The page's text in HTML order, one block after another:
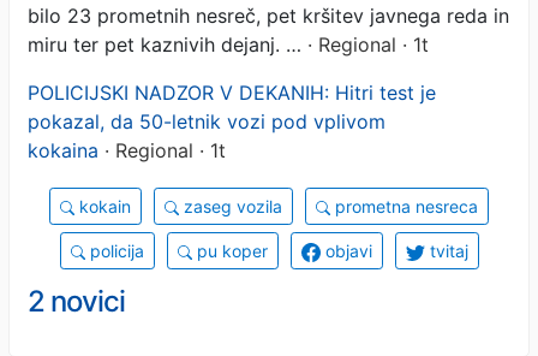
bilo 23 prometnih nesreč, pet kršitev javnega reda in
miru ter pet kaznivih dejanj. … · Regional · 1t
POLICIJSKI NADZOR V DEKANIH: Hitri test je
pokazal, da 50-letnik vozi pod vplivom
kokaina · Regional · 1t
kokain zaseg vozila prometna nesreca
policija pu koper objavi tvitaj
2 novici